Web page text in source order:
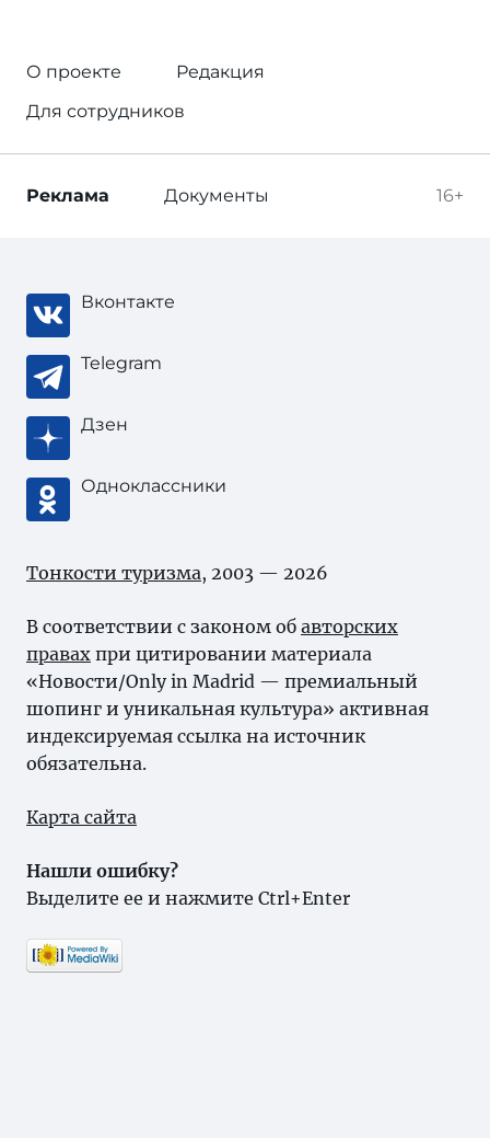
О проекте
Редакция
Для сотрудников
16+
Реклама Документы
Вконтакте
Telegram
Дзен
Одноклассники
Тонкости туризма, 2003 — 2026
В соответствии с законом об авторских
правах при цитировании материала
«Новости/Only in Madrid — премиальный
шопинг и уникальная культура» активная
индексируемая ссылка на источник
обязательна.
Карта сайта
Нашли ошибку?
Выделите ее и нажмите Ctrl+Enter